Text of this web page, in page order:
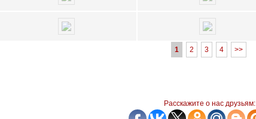
1 2 3 4 >>
Расскажите о нас друзьям: